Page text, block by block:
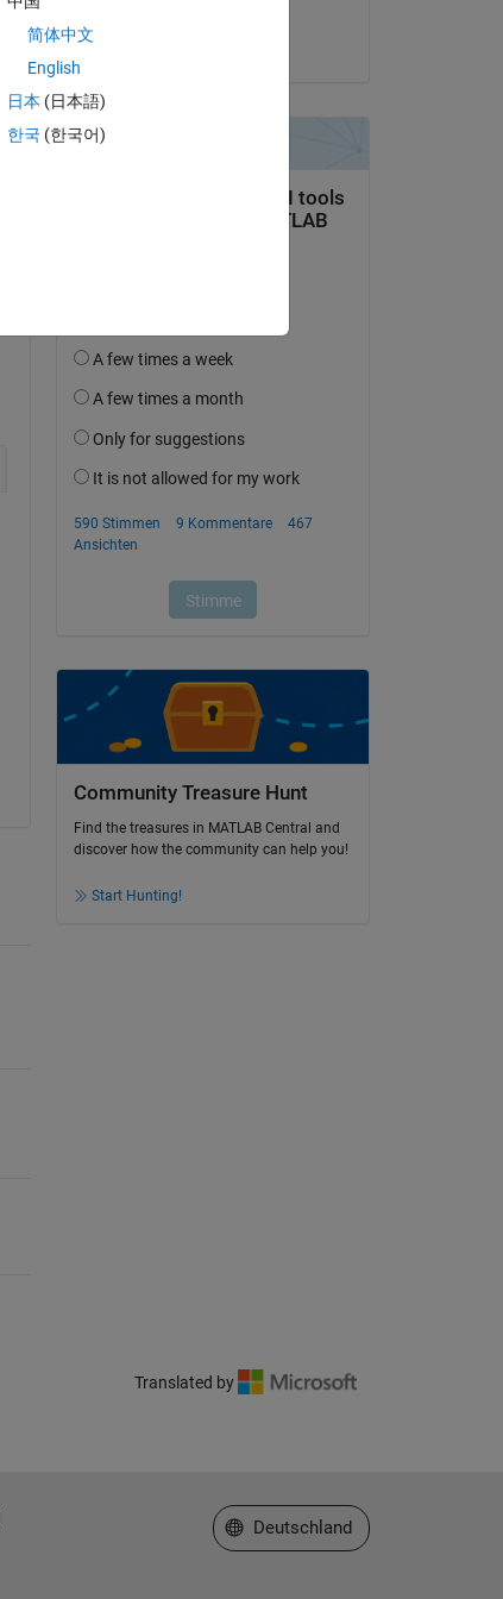
am 28 Okt. 2022
Community Treasure Hunt
Find the treasures in MATLAB Central and
discover how the community can help you!
Start Hunting!
Translated by
简体中文
English
日本 (日本語)
한국 (한국어)
Website auswählen
Deutschland